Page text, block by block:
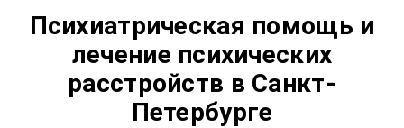
Психиатрическая помощь и
лечение психических
расстройств в Санкт-
Петербурге